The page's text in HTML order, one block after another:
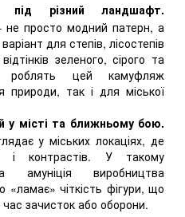
під різний ландшафт.
не просто модний патерн, а
для степів, лісостепів
зеленого, сірого та
роблять цей камуфляж
природи, так і для міської
у місті та ближньому бою.
у міських локаціях, де
і контрастів. У такому
амуніція виробництва
«ламає» чіткість фігури, що
зачисток або оборони.